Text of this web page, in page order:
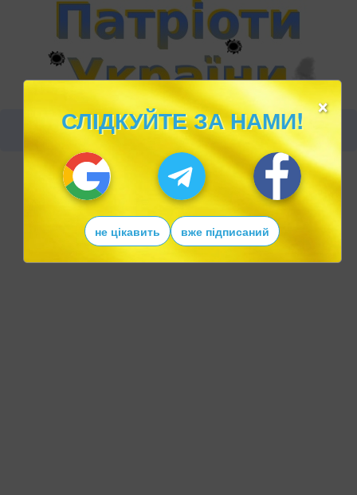
×
СЛІДКУЙТЕ ЗА НАМИ!
не цікавить вже підписаний